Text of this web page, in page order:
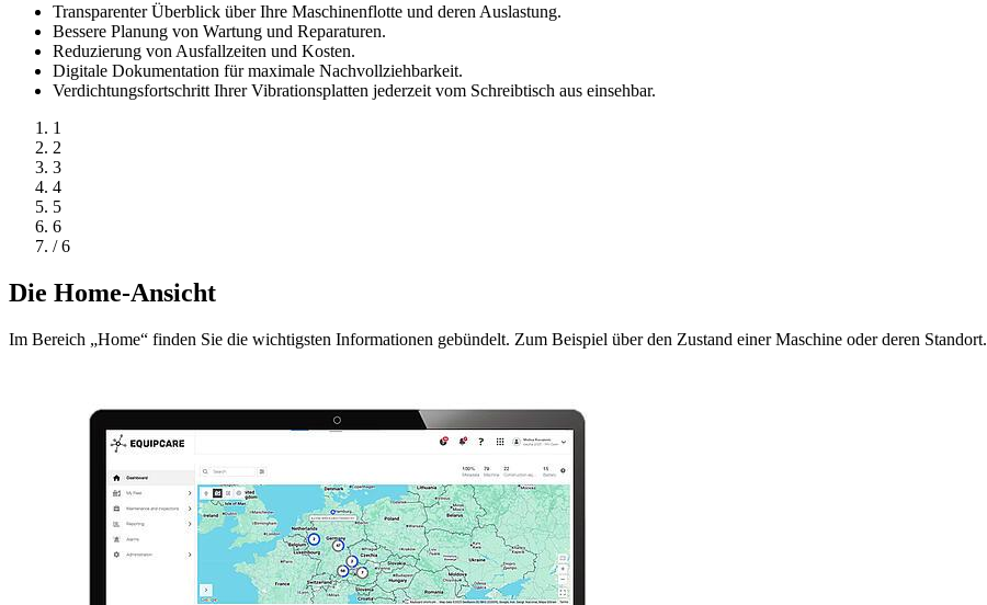
Transparenter Überblick über Ihre Maschinenflotte und deren Auslastung.
Bessere Planung von Wartung und Reparaturen.
Reduzierung von Ausfallzeiten und Kosten.
Digitale Dokumentation für maximale Nachvollziehbarkeit.
Verdichtungsfortschritt Ihrer Vibrationsplatten jederzeit vom Schreibtisch aus einsehbar.
1
2
3
4
5
6
/ 6
Die Home-Ansicht
Im Bereich „Home“ finden Sie die wichtigsten Informationen gebündelt. Zum Beispiel über den Zustand einer Maschine oder deren Standort.